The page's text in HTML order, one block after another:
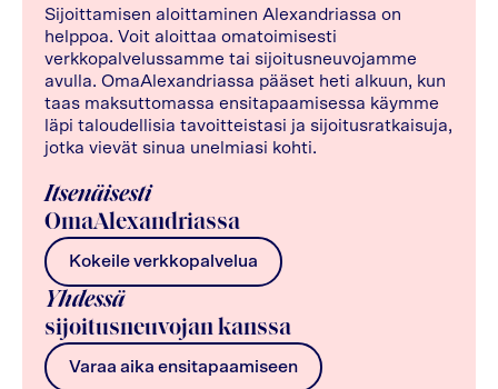
Sijoittamisen aloittaminen Alexandriassa on
helppoa. Voit aloittaa omatoimisesti
verkkopalvelussamme tai sijoitusneuvojamme
avulla. OmaAlexandriassa pääset heti alkuun, kun
taas maksuttomassa ensitapaamisessa käymme
läpi taloudellisia tavoitteistasi ja sijoitusratkaisuja,
jotka vievät sinua unelmiasi kohti.
Itsenäisesti
OmaAlexandriassa
Kokeile verkkopalvelua
Yhdessä
sijoitusneuvojan kanssa
Varaa aika ensitapaamiseen